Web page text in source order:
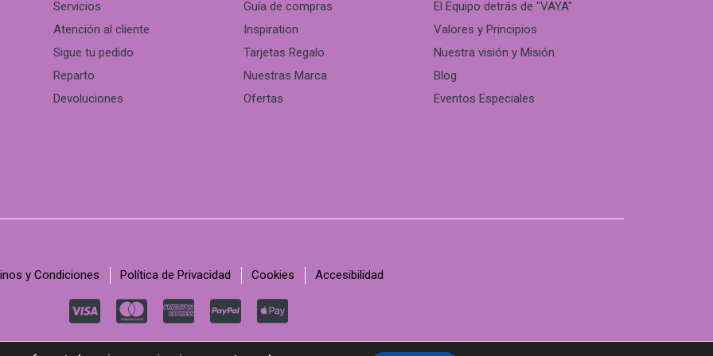
Servicios
Atención al cliente
Sigue tu pedido
Reparto
Devoluciones
Guía de compras
Inspiration
Tarjetas Regalo
Nuestras Marca
Ofertas
El Equipo detrás de "VAYA"
Valores y Principios
Nuestra visión y Misión
Blog
Eventos Especiales
y Condiciones Política de Privacidad Cookies Accesibilidad
C
c
C
c
C
c
C
c
C
c